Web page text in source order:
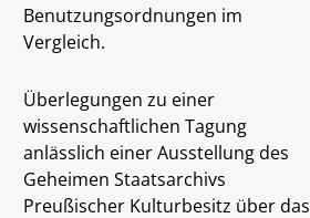
Benutzungsordnungen im
Vergleich.
Überlegungen zu einer
wissenschaftlichen Tagung
anlässlich einer Ausstellung des
Geheimen Staatsarchivs
Preußischer Kulturbesitz über das